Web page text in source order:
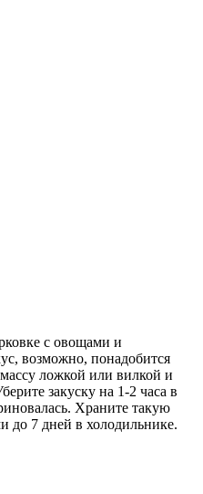
с овощами и
возможно, понадобится
ложкой или вилкой и
закуску на 1-2 часа в
Храните такую
до 7 дней в холодильнике.